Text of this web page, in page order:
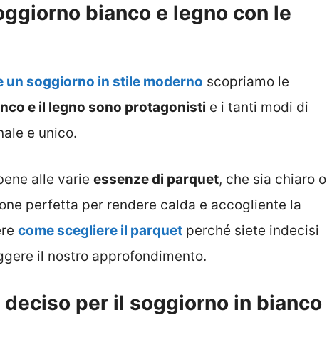
bianco e legno con le
un soggiorno in stile moderno scopriamo le
e il legno sono protagonisti e i tanti modi di
e unico.
alle varie essenze di parquet, che sia chiaro o
perfetta per rendere calda e accogliente la
come scegliere il parquet perché siete indecisi
il nostro approfondimento.
per il soggiorno in bianco